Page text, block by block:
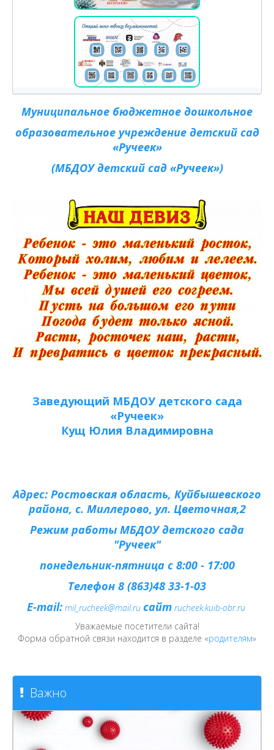
Муниципальное бюджетное дошкольное
образовательное учреждение детский сад
«Ручеек»
(МБДОУ детский сад «Ручеек»)
Заведующий МБДОУ детского сада
«Ручеек»
Кущ Юлия Владимировна
Адрес: Ростовская область, Куйбышевского
района, с. Миллерово, ул. Цветочная,2
Режим работы МБДОУ детского сада
"Ручеек"
понедельник-пятница с 8:00 - 17:00
Телефон 8 (863)48 33-1-03
E-mail: mil_rucheek@mail.ru сайт rucheek.kuib-obr.ru
Уважаемые посетители сайта!
Форма обратной связи находится в разделе «родителям»
Важно